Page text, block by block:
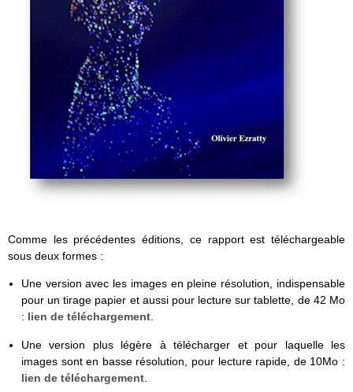
Comme les précédentes éditions, ce rapport est téléchargeable
sous deux formes :
Une version avec les images en pleine résolution, indispensable
pour un tirage papier et aussi pour lecture sur tablette, de 42 Mo
: lien de téléchargement.
Une version plus légère à télécharger et pour laquelle les
images sont en basse résolution, pour lecture rapide, de 10Mo :
lien de téléchargement.